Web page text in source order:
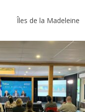
Îles de la Madeleine